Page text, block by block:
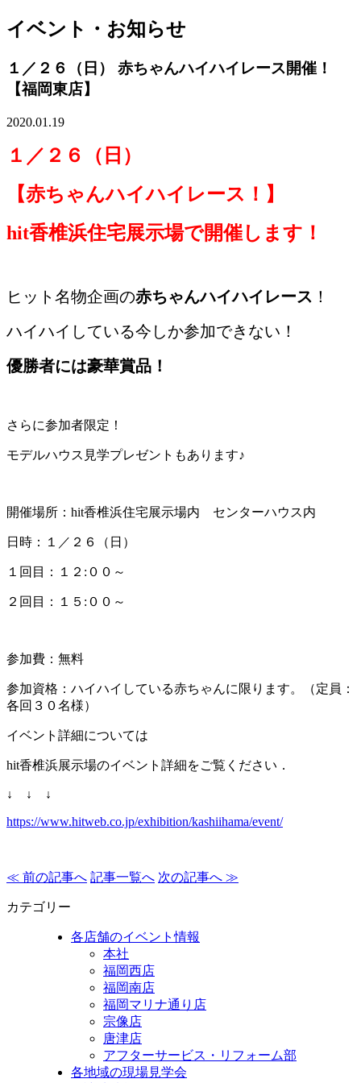
イベント・お知らせ
１／２６（日） 赤ちゃんハイハイレース開催！
【福岡東店】
2020.01.19
１／２６（日）
【赤ちゃんハイハイレース！】
hit香椎浜住宅展示場で開催します！
ヒット名物企画の赤ちゃんハイハイレース ！
ハイハイしている今しか参加できない！
優勝者には豪華賞品！
さらに参加者限定！
モデルハウス見学プレゼントもあります♪
開催場所：hit香椎浜住宅展示場内 センターハウス内
日時：１／２６（日）
１回目：１２:００～
２回目：１５:００～
参加費：無料
参加資格：ハイハイしている赤ちゃんに限ります。（定員：
各回３０名様）
イベント詳細については
hit香椎浜展示場のイベント詳細をご覧ください．
↓ ↓ ↓
https://www.hitweb.co.jp/exhibition/kashiihama/event/
≪ 前の記事へ 記事一覧へ 次の記事へ ≫
カテゴリー
各店舗のイベント情報
本社
福岡西店
福岡南店
福岡マリナ通り店
宗像店
唐津店
アフターサービス・リフォーム部
各地域の現場見学会